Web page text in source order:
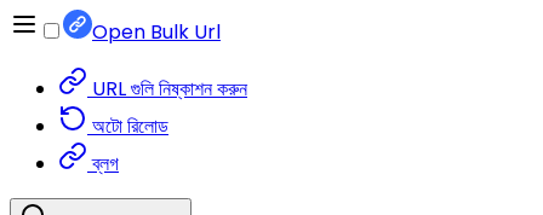
Open Bulk Url
URL গুলি নিষ্কাশন করুন
অটো রিলোড
ব্লগ